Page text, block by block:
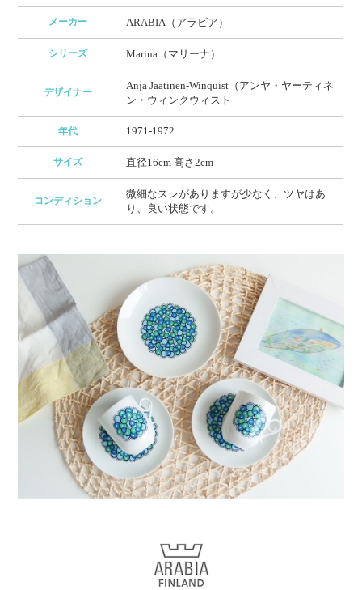
メーカー ARABIA（アラビア）
シリーズ Marina（マリーナ）
デザイナー
Anja Jaatinen-Winquist（アンヤ・ヤーティネ
ン・ウィンクウィスト
年代 1971-1972
サイズ 直径16cm 高さ2cm
コンディション
微細なスレがありますが少なく、ツヤはあ
り、良い状態です。